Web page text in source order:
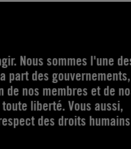
Nous sommes l'une
part des gouvernements,
nos membres et de
liberté. Vous aussi,
des droits